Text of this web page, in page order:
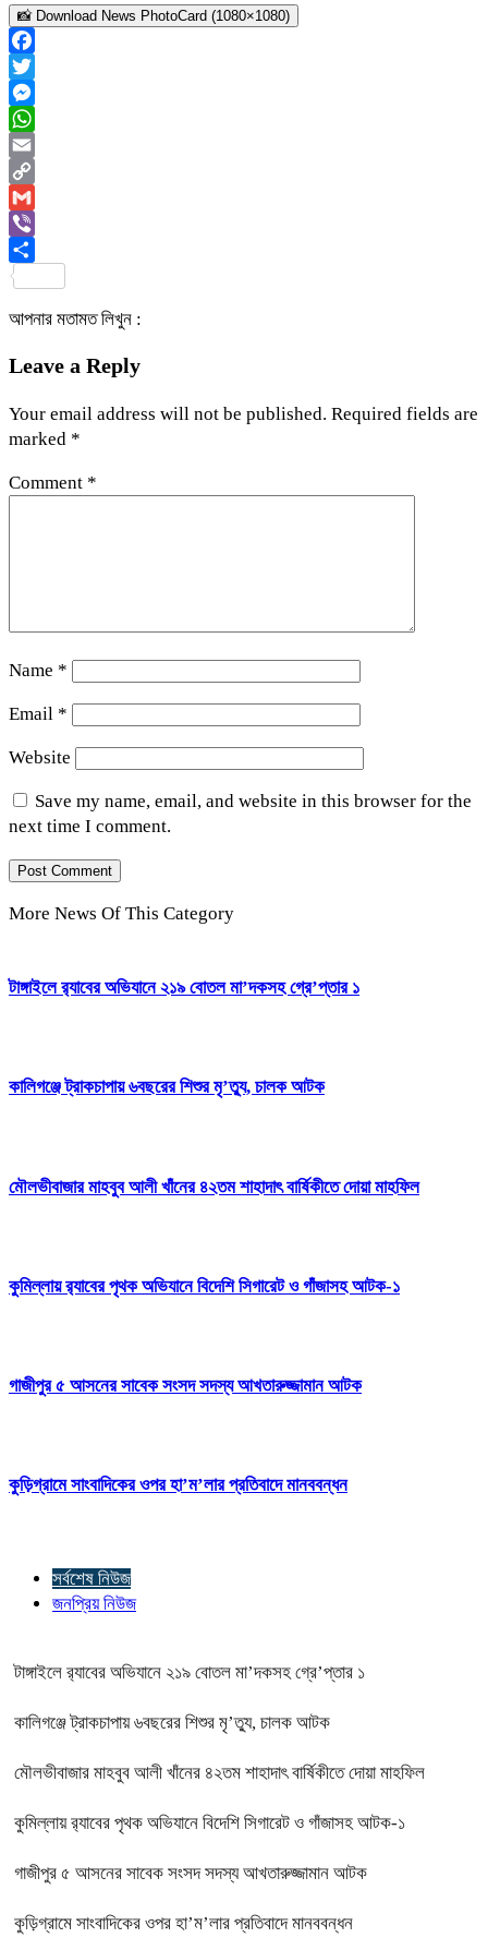
📸 Download News PhotoCard (1080×1080)
Facebook
Twitter
Messenger
WhatsApp
Email
Copy
Link
Gmail
Viber
আপনার মতামত লিখুন :
Leave a Reply
Your email address will not be published. Required fields are
marked *
Comment *
Name *
Email *
Website
Save my name, email, and website in this browser for the
next time I comment.
More News Of This Category
টাঙ্গাইলে র‍্যাবের অভিযানে ২১৯ বোতল মা’দকসহ গ্রে’প্তার ১
কালিগঞ্জে ট্রাকচাপায় ৬বছরের শিশুর মৃ’ত্যু, চালক আটক
মৌলভীবাজার মাহবুব আলী খাঁনের ৪২তম শাহাদাৎ বার্ষিকীতে দোয়া মাহফিল
কুমিল্লায় র‍্যাবের পৃথক অভিযানে বিদেশি সিগারেট ও গাঁজাসহ আটক-১
গাজীপুর ৫ আসনের সাবেক সংসদ সদস্য আখতারুজ্জামান আটক
কুড়িগ্রামে সাংবাদিকের ওপর হা’ম’লার প্রতিবাদে মানববন্ধন
সর্বশেষ নিউজ
জনপ্রিয় নিউজ
টাঙ্গাইলে র‍্যাবের অভিযানে ২১৯ বোতল মা’দকসহ গ্রে’প্তার ১
কালিগঞ্জে ট্রাকচাপায় ৬বছরের শিশুর মৃ’ত্যু, চালক আটক
মৌলভীবাজার মাহবুব আলী খাঁনের ৪২তম শাহাদাৎ বার্ষিকীতে দোয়া মাহফিল
কুমিল্লায় র‍্যাবের পৃথক অভিযানে বিদেশি সিগারেট ও গাঁজাসহ আটক-১
গাজীপুর ৫ আসনের সাবেক সংসদ সদস্য আখতারুজ্জামান আটক
কুড়িগ্রামে সাংবাদিকের ওপর হা’ম’লার প্রতিবাদে মানববন্ধন